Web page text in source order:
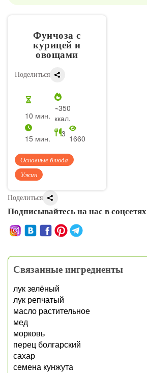
Фунчоза с
курицей и
овощами
Поделиться
10 мин.
~350
ккал.
15 мин.
3 1660
Основные блюда
Ужин
Поделиться
Подписывайтесь на нас в соцсетях
Связанные ингредиенты
лук зелёный
лук репчатый
масло растительное
мед
морковь
перец болгарский
сахар
семена кунжута